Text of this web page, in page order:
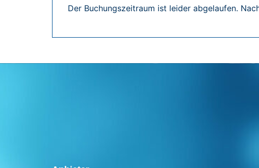
Der Buchungszeitraum ist leider abgelaufen.